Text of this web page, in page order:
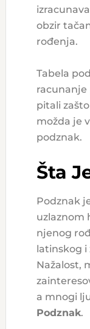
obzir
rođenja.
Tabela
racunanje
pitali
možda je
podznak.
Šta
Podznak
uzlaznom
njenog
latinskog i
Nažalost,
a mnogi
Podznak.